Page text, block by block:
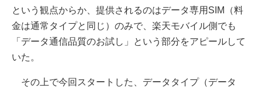
という観点からか、提供されるのはデータ専用SIM（料
金は通常タイプと同じ）のみで、楽天モバイル側でも
「データ通信品質のお試し」という部分をアピールして
いた。
その上で今回スタートした、データタイプ（データ